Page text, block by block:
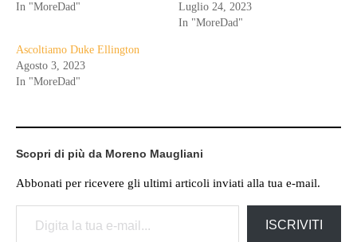
In "MoreDad"
Luglio 24, 2023
In "MoreDad"
Ascoltiamo Duke Ellington
Agosto 3, 2023
In "MoreDad"
Scopri di più da Moreno Maugliani
Abbonati per ricevere gli ultimi articoli inviati alla tua e-mail.
Digita la tua e-mail...
ISCRIVITI